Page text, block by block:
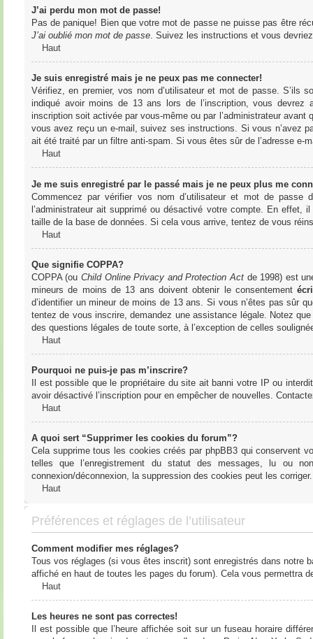
J’ai perdu mon mot de passe!
Pas de panique! Bien que votre mot de passe ne puisse pas être
J’ai oublié mon mot de passe. Suivez les instructions et vous
Haut
Je suis enregistré mais je ne peux pas me connecter!
Vérifiez, en premier, vos nom d’utilisateur et mot de passe.
indiqué avoir moins de 13 ans lors de l’inscription, vous
inscription soit activée par vous-même ou par l’administrateur
vous avez reçu un e-mail, suivez ses instructions. Si vous n’avez
ait été traité par un filtre anti-spam. Si vous êtes sûr de l’adresse e-
Haut
Je me suis enregistré par le passé mais je ne peux plus me
Commencez par vérifier vos nom d’utilisateur et mot de
l’administrateur ait supprimé ou désactivé votre compte. En effet,
taille de la base de données. Si cela vous arrive, tentez de vous
Haut
Que signifie COPPA?
COPPA (ouChild Online Privacy and Protection Act de 1998) est
mineurs de moins de 13 ans doivent obtenir le consentement
d’identifier un mineur de moins de 13 ans. Si vous n’êtes pas sûr
tentez de vous inscrire, demandez une assistance légale. Notez
des questions légales de toute sorte, à l’exception de celles
Haut
Pourquoi ne puis-je pas m’inscrire?
Il est possible que le propriétaire du site ait banni votre IP ou
avoir désactivé l’inscription pour en empêcher de nouvelles.
Haut
A quoi sert “Supprimer les cookies du forum”?
Cela supprime tous les cookies créés par phpBB3 qui conservent
telles que l’enregistrement du statut des messages, lu ou
connexion/déconnexion, la suppression des cookies peut les corriger.
Haut
Préférences et réglages de l’utilisateur
Comment modifier mes réglages?
Tous vos réglages (si vous êtes inscrit) sont enregistrés dans notre
affiché en haut de toutes les pages du forum). Cela vous permettra
Haut
Les heures ne sont pas correctes!
Il est possible que l’heure affichée soit sur un fuseau horaire